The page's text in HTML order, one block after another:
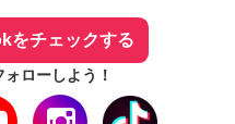
をチェックする
ローしよう！